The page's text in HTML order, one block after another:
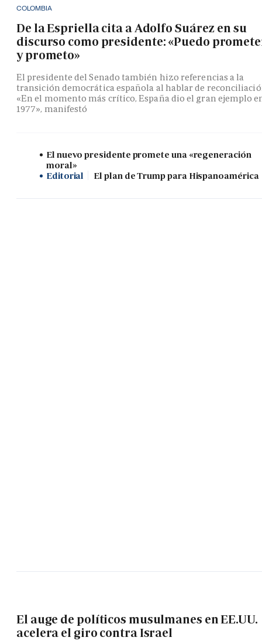
COLOMBIA
De la Espriella cita a Adolfo Suárez en su
discurso como presidente: «Puedo
y prometo»
El presidente del Senado también hizo referencias a la
transición democrática española al hablar de
«En el momento más crítico, España dio el gran ejemplo
1977», manifestó
El nuevo presidente promete una «regeneración
moral»
Editorial
El plan de Trump para Hispanoamérica
El auge de políticos musulmanes en EE.UU.
acelera el giro contra Israel